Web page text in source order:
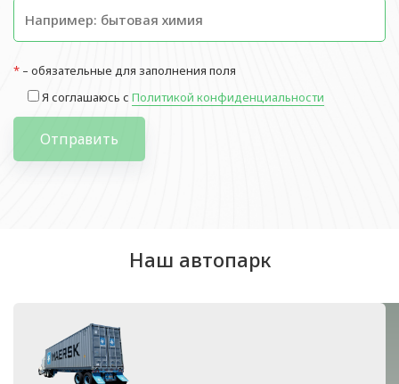
* – обязательные для заполнения поля
Я соглашаюсь с Политикой конфиденциальности
Отправить
Наш автопарк